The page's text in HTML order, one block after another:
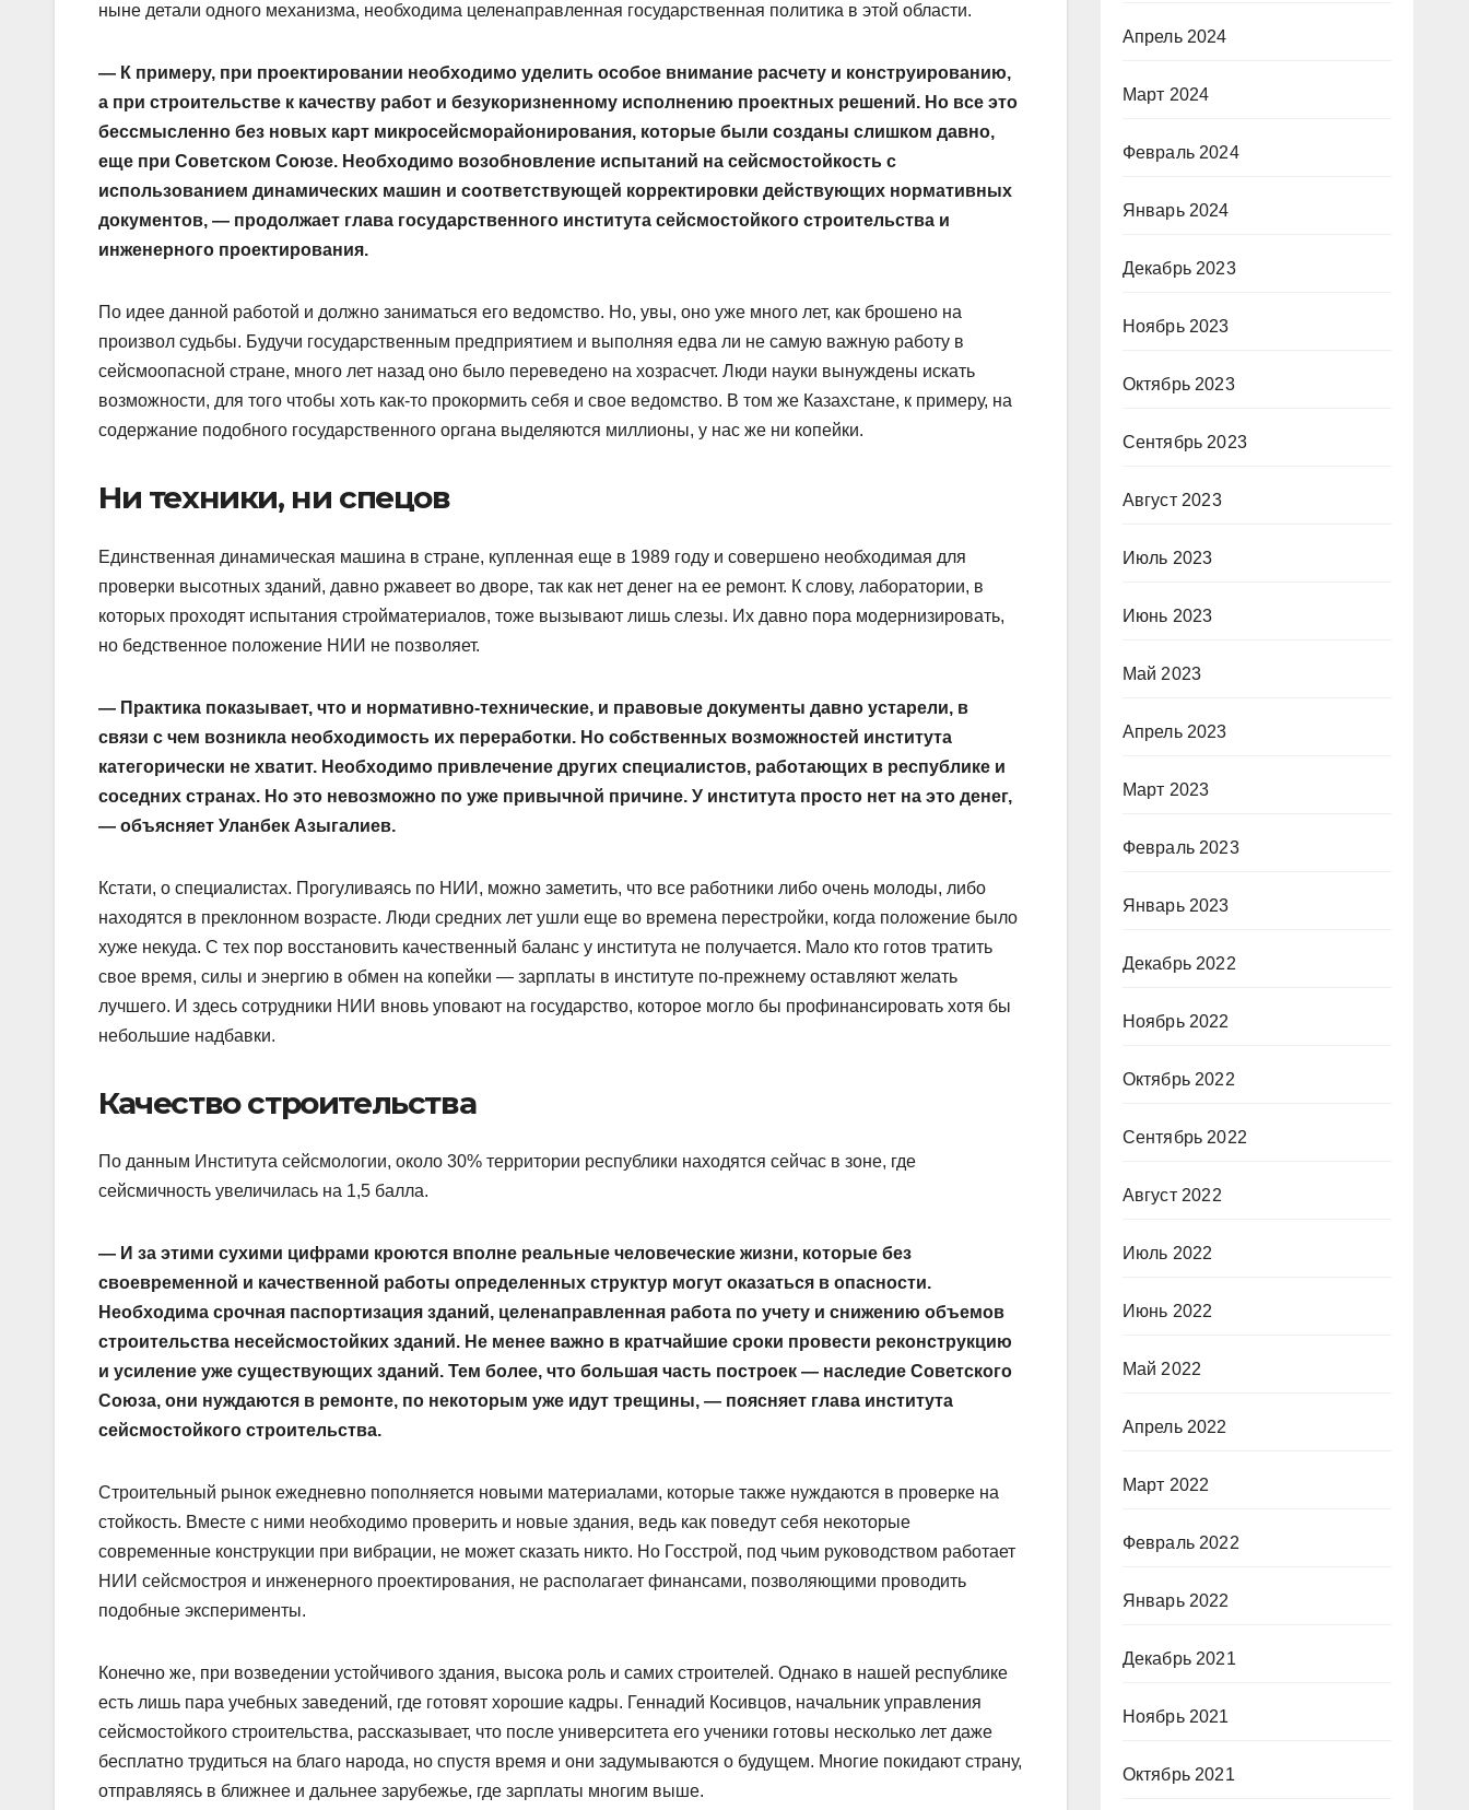
ныне детали одного механизма, необходима целенаправленная государственная политика в этой области.
— К примеру, при проектировании необходимо уделить особое внимание расчету и конструированию,
а при строительстве к качеству работ и безукоризненному исполнению проектных решений. Но все это
бессмысленно без новых карт микросейсморайонирования, которые были созданы слишком давно,
еще при Советском Союзе. Необходимо возобновление испытаний на сейсмостойкость с
использованием динамических машин и соответствующей корректировки действующих нормативных
документов, — продолжает глава государственного института сейсмостойкого строительства и
инженерного проектирования.
По идее данной работой и должно заниматься его ведомство. Но, увы, оно уже много лет, как брошено на
произвол судьбы. Будучи государственным предприятием и выполняя едва ли не самую важную работу в
сейсмоопасной стране, много лет назад оно было переведено на хозрасчет. Люди науки вынуждены искать
возможности, для того чтобы хоть как-то прокормить себя и свое ведомство. В том же Казахстане, к примеру, на
содержание подобного государственного органа выделяются миллионы, у нас же ни копейки.
Ни техники, ни спецов
Единственная динамическая машина в стране, купленная еще в 1989 году и совершено необходимая для
проверки высотных зданий, давно ржавеет во дворе, так как нет денег на ее ремонт. К слову, лаборатории, в
которых проходят испытания стройматериалов, тоже вызывают лишь слезы. Их давно пора модернизировать,
но бедственное положение НИИ не позволяет.
— Практика показывает, что и нормативно-технические, и правовые документы давно устарели, в
связи с чем возникла необходимость их переработки. Но собственных возможностей института
категорически не хватит. Необходимо привлечение других специалистов, работающих в республике и
соседних странах. Но это невозможно по уже привычной причине. У института просто нет на это денег,
— объясняет Уланбек Азыгалиев.
Кстати, о специалистах. Прогуливаясь по НИИ, можно заметить, что все работники либо очень молоды, либо
находятся в преклонном возрасте. Люди средних лет ушли еще во времена перестройки, когда положение было
хуже некуда. С тех пор восстановить качественный баланс у института не получается. Мало кто готов тратить
свое время, силы и энергию в обмен на копейки — зарплаты в институте по-прежнему оставляют желать
лучшего. И здесь сотрудники НИИ вновь уповают на государство, которое могло бы профинансировать хотя бы
небольшие надбавки.
Качество строительства
По данным Института сейсмологии, около 30% территории республики находятся сейчас в зоне, где
сейсмичность увеличилась на 1,5 балла.
— И за этими сухими цифрами кроются вполне реальные человеческие жизни, которые без
своевременной и качественной работы определенных структур могут оказаться в опасности.
Необходима срочная паспортизация зданий, целенаправленная работа по учету и снижению объемов
строительства несейсмостойких зданий. Не менее важно в кратчайшие сроки провести реконструкцию
и усиление уже существующих зданий. Тем более, что большая часть построек — наследие Советского
Союза, они нуждаются в ремонте, по некоторым уже идут трещины, — поясняет глава института
сейсмостойкого строительства.
Строительный рынок ежедневно пополняется новыми материалами, которые также нуждаются в проверке на
стойкость. Вместе с ними необходимо проверить и новые здания, ведь как поведут себя некоторые
современные конструкции при вибрации, не может сказать никто. Но Госстрой, под чьим руководством работает
НИИ сейсмостроя и инженерного проектирования, не располагает финансами, позволяющими проводить
подобные эксперименты.
Конечно же, при возведении устойчивого здания, высока роль и самих строителей. Однако в нашей республике
есть лишь пара учебных заведений, где готовят хорошие кадры. Геннадий Косивцов, начальник управления
сейсмостойкого строительства, рассказывает, что после университета его ученики готовы несколько лет даже
бесплатно трудиться на благо народа, но спустя время и они задумываются о будущем. Многие покидают страну,
отправляясь в ближнее и дальнее зарубежье, где зарплаты многим выше.
Апрель 2024
Март 2024
Февраль 2024
Январь 2024
Декабрь 2023
Ноябрь 2023
Октябрь 2023
Сентябрь 2023
Август 2023
Июль 2023
Июнь 2023
Май 2023
Апрель 2023
Март 2023
Февраль 2023
Январь 2023
Декабрь 2022
Ноябрь 2022
Октябрь 2022
Сентябрь 2022
Август 2022
Июль 2022
Июнь 2022
Май 2022
Апрель 2022
Март 2022
Февраль 2022
Январь 2022
Декабрь 2021
Ноябрь 2021
Октябрь 2021